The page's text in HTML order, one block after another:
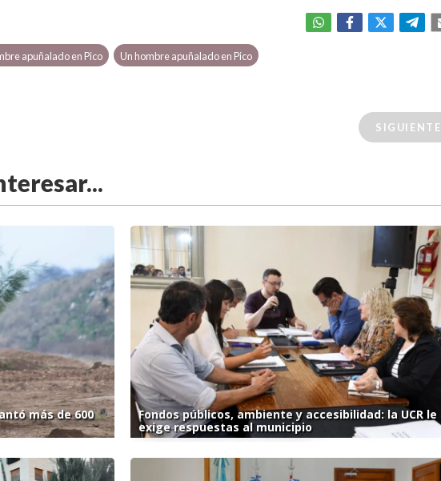
apuñalado en Pico Un hombre apuñalado en Pico
SIGUIENTE
más de 600
Fondos públicos, ambiente y accesibilidad: la UCR le
exige respuestas al municipio